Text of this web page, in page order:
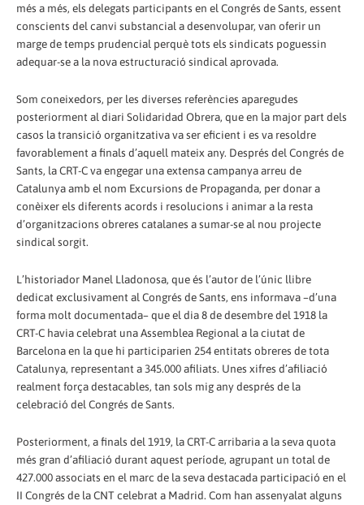
més a més, els delegats participants en el Congrés de Sants, essent
conscients del canvi substancial a desenvolupar, van oferir un
marge de temps prudencial perquè tots els sindicats poguessin
adequar-se a la nova estructuració sindical aprovada.
Som coneixedors, per les diverses referències aparegudes
posteriorment al diari Solidaridad Obrera, que en la major part dels
casos la transició organitzativa va ser eficient i es va resoldre
favorablement a finals d’aquell mateix any. Després del Congrés de
Sants, la CRT-C va engegar una extensa campanya arreu de
Catalunya amb el nom Excursions de Propaganda, per donar a
conèixer els diferents acords i resolucions i animar a la resta
d’organitzacions obreres catalanes a sumar-se al nou projecte
sindical sorgit.
L’historiador Manel Lladonosa, que és l’autor de l’únic llibre
dedicat exclusivament al Congrés de Sants, ens informava –d’una
forma molt documentada– que el dia 8 de desembre del 1918 la
CRT-C havia celebrat una Assemblea Regional a la ciutat de
Barcelona en la que hi participarien 254 entitats obreres de tota
Catalunya, representant a 345.000 afiliats. Unes xifres d’afiliació
realment força destacables, tan sols mig any després de la
celebració del Congrés de Sants.
Posteriorment, a finals del 1919, la CRT-C arribaria a la seva quota
més gran d’afiliació durant aquest període, agrupant un total de
427.000 associats en el marc de la seva destacada participació en el
II Congrés de la CNT celebrat a Madrid. Com han assenyalat alguns